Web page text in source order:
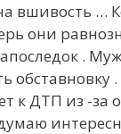
вшивость …
они
.
к ДТП из -